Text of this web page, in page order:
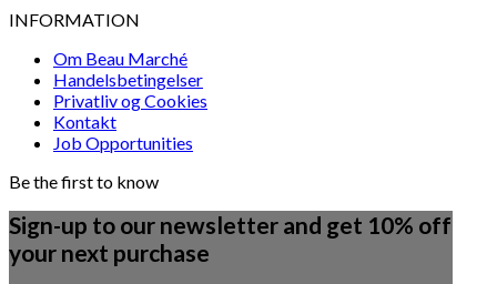
INFORMATION
Om Beau Marché
Handelsbetingelser
Privatliv og Cookies
Kontakt
Job Opportunities
Be the first to know
Sign-up to our newsletter and get 10% off
your next purchase